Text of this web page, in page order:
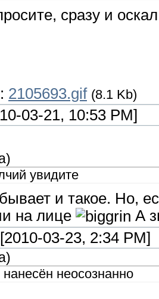
сразу и
2105693.gif (8.1 Kb)
03-21, 10:53 PM]
)
увидите
и такое. Но,
на лице
А
[2010-03-23, 2:34 PM]
)
неосознанно